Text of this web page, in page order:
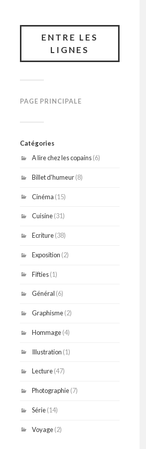
ENTRE LES
LIGNES
PAGE PRINCIPALE
Catégories
A lire chez les copains(6)
Billet d'humeur(8)
Cinéma (15)
Cuisine(31)
Ecriture(38)
Exposition (2)
Fifties(1)
Général (6)
Graphisme(2)
Hommage(4)
Illustration (1)
Lecture(47)
Photographie(7)
Série(14)
Voyage(2)